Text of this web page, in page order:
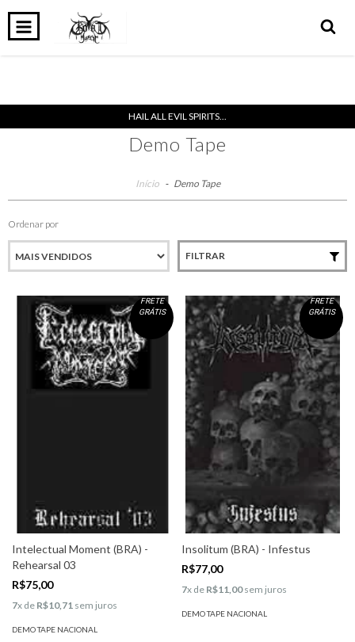
INÍCIO CARRINHO 0
HAIL ALL EVIL SPIRITS...
Demo Tape
Início - Demo Tape
Ordenar por
FILTRAR
FRETE
GRÁTIS
Intelectual Moment (BRA) -
Rehearsal 03
R$75,00
7x de R$10,71 sem juros
DEMO TAPE NACIONAL
FRETE
GRÁTIS
Insolitum (BRA) - Infestus
R$77,00
7x de R$11,00sem juros
DEMO TAPE NACIONAL